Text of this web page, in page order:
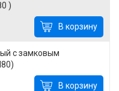
)
В корзину
с замковым
В корзину